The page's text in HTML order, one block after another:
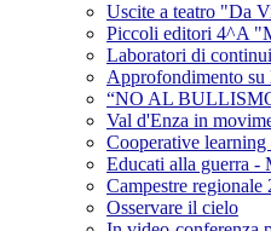
Uscite a teatro "Da
Piccoli editori 4^A
Laboratori di
Approfondimento su
“NO AL
Val d'Enza in
Cooperative
Educati alla guerra -
Campestre regionale
Osservare il cielo